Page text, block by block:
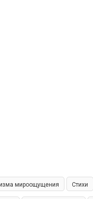
мироощущения Стихи